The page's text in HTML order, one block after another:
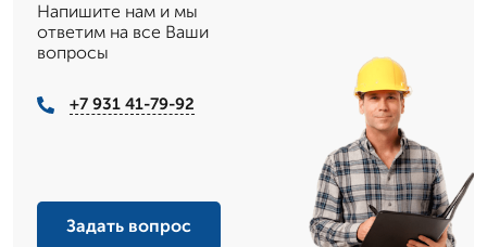
Напишите нам и мы
ответим на все Ваши
вопросы
+7 931 41-79-92
Задать вопрос